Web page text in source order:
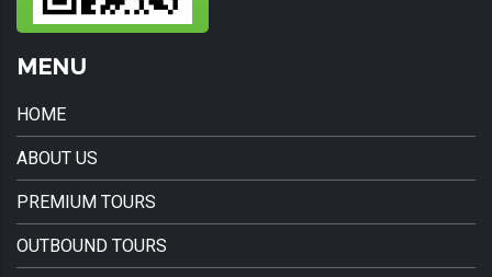
MENU
HOME
ABOUT US
PREMIUM TOURS
OUTBOUND TOURS